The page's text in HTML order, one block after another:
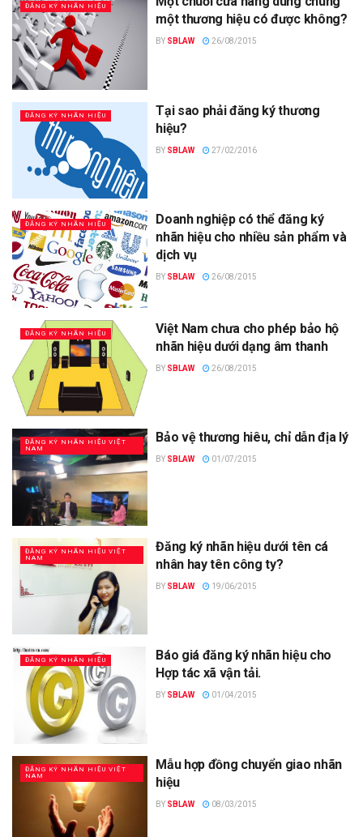
ĐĂNG KÝ NHÃN HIỆU
một thương hiệu có được không?
BY SBLAW 26/08/2015
ĐĂNG KÝ NHÃN HIỆU
Tại sao phải đăng ký thương
hiệu?
BY SBLAW 27/02/2016
ĐĂNG KÝ NHÃN HIỆU
Doanh nghiệp có thể đăng ký
nhãn hiệu cho nhiều sản phẩm và
dịch vụ
BY SBLAW 26/08/2015
ĐĂNG KÝ NHÃN HIỆU
Việt Nam chưa cho phép bảo hộ
nhãn hiệu dưới dạng âm thanh
BY SBLAW 26/08/2015
ĐĂNG KÝ NHÃN HIỆU VIỆT
NAM
Bảo vệ thương hiêu, chỉ dẫn địa lý
BY SBLAW 01/07/2015
ĐĂNG KÝ NHÃN HIỆU VIỆT
NAM
Đăng ký nhãn hiệu dưới tên cá
nhân hay tên công ty?
BY SBLAW 19/06/2015
ĐĂNG KÝ NHÃN HIỆU
Báo giá đăng ký nhãn hiệu cho
Hợp tác xã vận tải.
BY SBLAW 01/04/2015
ĐĂNG KÝ NHÃN HIỆU VIỆT
NAM
Mẫu hợp đồng chuyển giao nhãn
hiệu
BY SBLAW 08/03/2015